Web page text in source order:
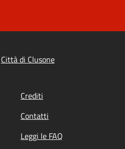
Città di Clusone
Crediti
Contatti
Leggi le FAQ